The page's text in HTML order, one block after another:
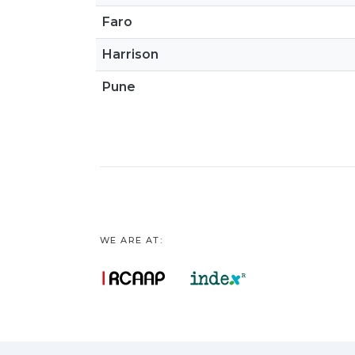
Faro
Harrison
Pune
WE ARE AT: